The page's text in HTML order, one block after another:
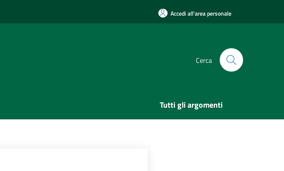
Accedi all'area personale
Cerca
Tutti gli argomenti